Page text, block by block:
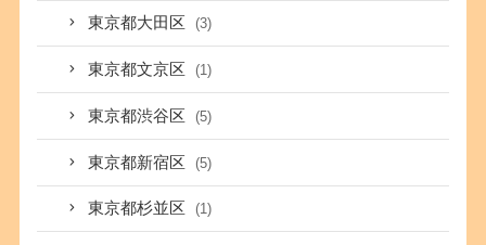
東京都大田区 (3)
東京都文京区 (1)
東京都渋谷区 (5)
東京都新宿区 (5)
東京都杉並区 (1)